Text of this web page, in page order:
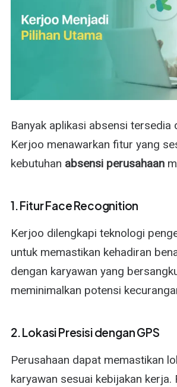
Banyak aplikasi absensi tersedia
Kerjoo menawarkan fitur yang
kebutuhan absensi perusahaan
1. Fitur Face Recognition
Kerjoo dilengkapi teknologi
untuk memastikan kehadiran
dengan karyawan yang
meminimalkan potensi
2. Lokasi Presisi dengan GPS
Perusahaan dapat memastikan
karyawan sesuai kebijakan kerja.